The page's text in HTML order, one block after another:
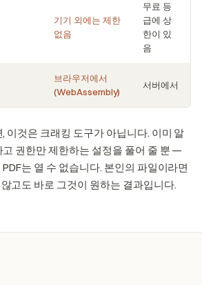
기기 외에는 제한
없음
무료 등
급에 상
한이 있
음
브라우저에서
(WebAssembly)
서버에서
이것은 크래킹 도구가 아닙니다. 이미 알
고 권한만 제한하는 설정을 풀어 줄 뿐 —
는 열 수 없습니다. 본인의 파일이라면
고도 바로 그것이 원하는 결과입니다.